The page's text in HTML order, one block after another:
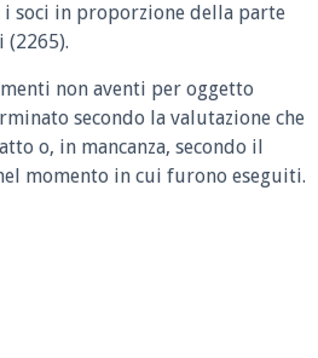
soci in proporzione della parte
(2265).
non aventi per oggetto
secondo la valutazione che
o, in mancanza, secondo il
momento in cui furono eseguiti.